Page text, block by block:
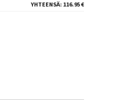
YHTEENSÄ: 116.95 €